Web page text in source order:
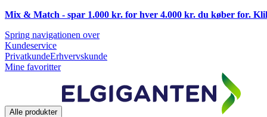
Mix & Match - spar 1.000 kr. for hver 4.000 kr. du køber for.
Spring navigationen over
Kundeservice
PrivatkundeErhvervskunde
Mine favoritter
Alle produkter